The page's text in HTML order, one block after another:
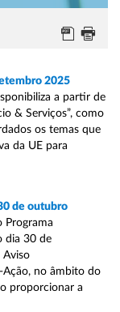
2025
a partir de
& Serviços”, como
os temas que
da UE para
de outubro
Programa
dia 30 de
Aviso
Ação, no âmbito do
proporcionar a